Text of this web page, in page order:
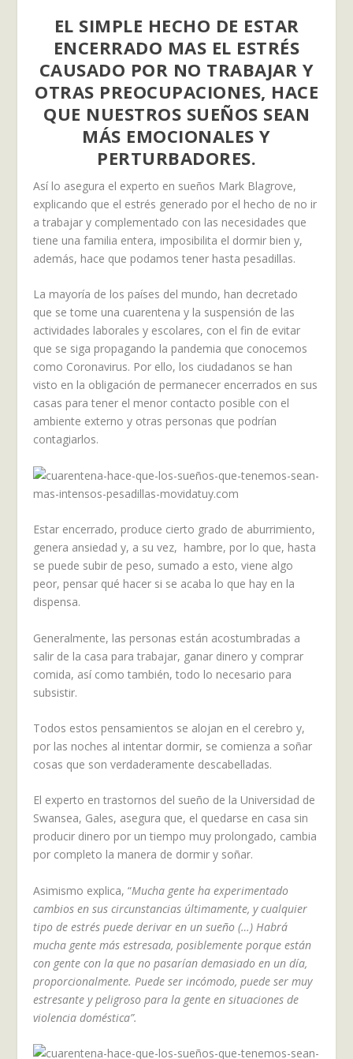
EL SIMPLE HECHO DE ESTAR
ENCERRADO MAS EL ESTRÉS
CAUSADO POR NO TRABAJAR Y
OTRAS PREOCUPACIONES, HACE
QUE NUESTROS SUEÑOS SEAN
MÁS EMOCIONALES Y
PERTURBADORES.
Así lo asegura el experto en sueños Mark Blagrove,
explicando que el estrés generado por el hecho de no ir
a trabajar y complementado con las necesidades que
tiene una familia entera, imposibilita el dormir bien y,
además, hace que podamos tener hasta pesadillas.
La mayoría de los países del mundo, han decretado
que se tome una cuarentena y la suspensión de las
actividades laborales y escolares, con el fin de evitar
que se siga propagando la pandemia que conocemos
como Coronavirus. Por ello, los ciudadanos se han
visto en la obligación de permanecer encerrados en sus
casas para tener el menor contacto posible con el
ambiente externo y otras personas que podrían
contagiarlos.
Estar encerrado, produce cierto grado de aburrimiento,
genera ansiedad y, a su vez, hambre, por lo que, hasta
se puede subir de peso, sumado a esto, viene algo
peor, pensar qué hacer si se acaba lo que hay en la
dispensa.
Generalmente, las personas están acostumbradas a
salir de la casa para trabajar, ganar dinero y comprar
comida, así como también, todo lo necesario para
subsistir.
Todos estos pensamientos se alojan en el cerebro y,
por las noches al intentar dormir, se comienza a soñar
cosas que son verdaderamente descabelladas.
El experto en trastornos del sueño de la Universidad de
Swansea, Gales, asegura que, el quedarse en casa sin
producir dinero por un tiempo muy prolongado, cambia
por completo la manera de dormir y soñar.
Asimismo explica, “Mucha gente ha experimentado
cambios en sus circunstancias últimamente, y cualquier
tipo de estrés puede derivar en un sueño (…) Habrá
mucha gente más estresada, posiblemente porque están
con gente con la que no pasarían demasiado en un día,
proporcionalmente. Puede ser incómodo, puede ser muy
estresante y peligroso para la gente en situaciones de
violencia doméstica”.